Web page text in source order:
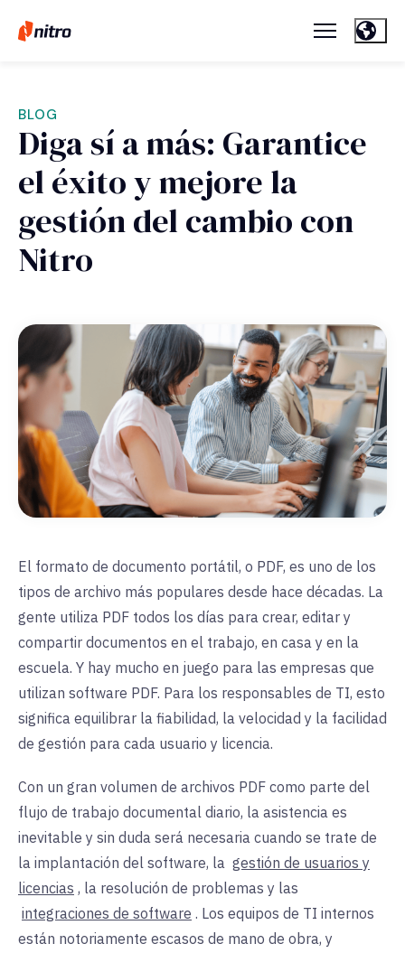
BLOG
Diga sí a más: Garantice
el éxito y mejore la
gestión del cambio con
Nitro
El formato de documento portátil, o PDF, es uno de los
tipos de archivo más populares desde hace décadas. La
gente utiliza PDF todos los días para crear, editar y
compartir documentos en el trabajo, en casa y en la
escuela. Y hay mucho en juego para las empresas que
utilizan software PDF. Para los responsables de TI, esto
significa equilibrar la fiabilidad, la velocidad y la facilidad
de gestión para cada usuario y licencia.
Con un gran volumen de archivos PDF como parte del
flujo de trabajo documental diario, la asistencia es
inevitable y sin duda será necesaria cuando se trate de
la implantación del software, la gestión de usuarios y
licencias , la resolución de problemas y las
integraciones de software . Los equipos de TI internos
están notoriamente escasos de mano de obra, y